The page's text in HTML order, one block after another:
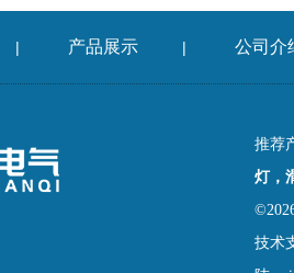
| 产品展示 | 公司介
推荐
灯，
技术